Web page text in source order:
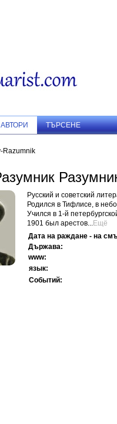
АВТОРИ ТЪРСЕНЕ
Razumnik
Русский и советский
Родился в Тифлисе, в
Учился в 1-й
1901 был арестов...Ещё
Дата на раждане - на
Държава:
www:
язык:
Событий: